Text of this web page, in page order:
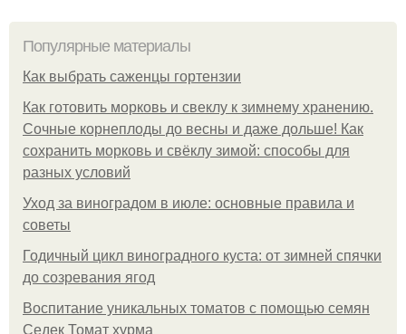
Популярные материалы
Как выбрать саженцы гортензии
Как готовить морковь и свеклу к зимнему хранению.
Сочные корнеплоды до весны и даже дольше! Как
сохранить морковь и свёклу зимой: способы для
разных условий
Уход за виноградом в июле: основные правила и
советы
Годичный цикл виноградного куста: от зимней спячки
до созревания ягод
Воспитание уникальных томатов с помощью семян
Седек Томат хурма